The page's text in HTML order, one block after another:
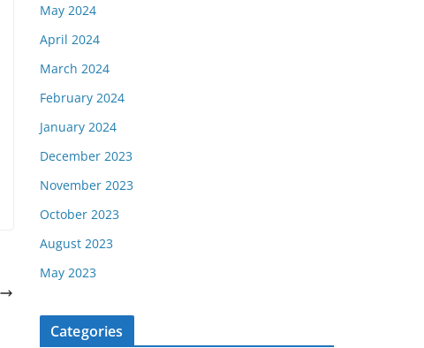
May 2024
April 2024
March 2024
February 2024
January 2024
December 2023
November 2023
October 2023
August 2023
May 2023
Categories